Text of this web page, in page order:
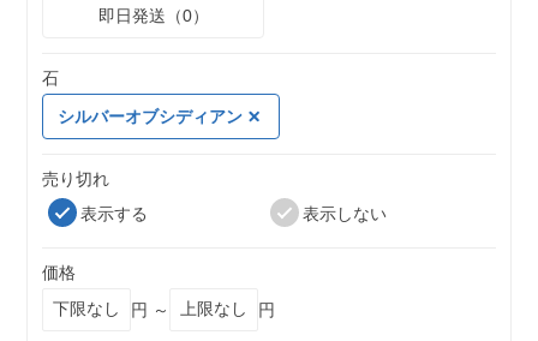
即日発送（0）
石
シルバーオブシディアン
売り切れ
表示する
表示しない
価格
円 ～
円